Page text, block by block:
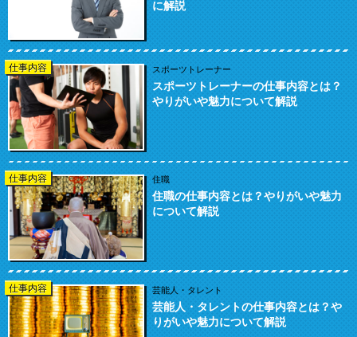
に解説
仕事内容 スポーツトレーナー
スポーツトレーナーの仕事内容とは？
やりがいや魅力について解説
仕事内容 住職
住職の仕事内容とは？やりがいや魅力
について解説
仕事内容 芸能人・タレント
芸能人・タレントの仕事内容とは？や
りがいや魅力について解説